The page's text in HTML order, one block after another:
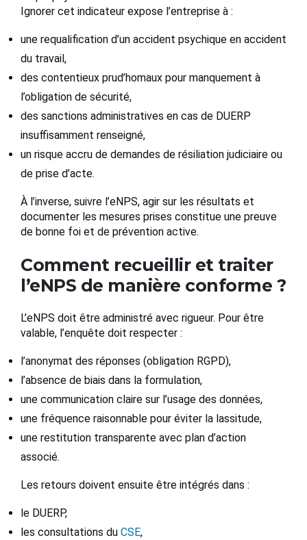
Ignorer cet indicateur expose l’entreprise à :
une requalification d’un accident psychique en accident
du travail,
des contentieux prud’homaux pour manquement à
l’obligation de sécurité,
des sanctions administratives en cas de DUERP
insuffisamment renseigné,
un risque accru de demandes de résiliation judiciaire ou
de prise d’acte.
À l’inverse, suivre l’eNPS, agir sur les résultats et
documenter les mesures prises constitue une preuve
de bonne foi et de prévention active.
Comment recueillir et traiter
l’eNPS de manière conforme ?
L’eNPS doit être administré avec rigueur. Pour être
valable, l’enquête doit respecter :
l’anonymat des réponses (obligation RGPD),
l’absence de biais dans la formulation,
une communication claire sur l’usage des données,
une fréquence raisonnable pour éviter la lassitude,
une restitution transparente avec plan d’action
associé.
Les retours doivent ensuite être intégrés dans :
le DUERP,
les consultations du CSE,